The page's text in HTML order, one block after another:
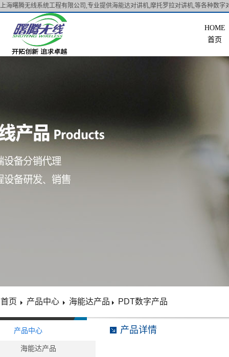
上海曙腾无线系统工程有限公司,专业提供海能达对讲机,摩托罗拉对讲机,等各种数字
首页
产品中心
海能达产品
产品详情
首页 产品中心 海能达产品 PDT数字产品